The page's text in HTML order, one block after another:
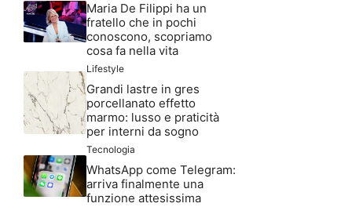
Maria De Filippi ha un
fratello che in pochi
conoscono, scopriamo
cosa fa nella vita
Lifestyle
Grandi lastre in gres
porcellanato effetto
marmo: lusso e praticità
per interni da sogno
Tecnologia
WhatsApp come Telegram:
arriva finalmente una
funzione attesissima